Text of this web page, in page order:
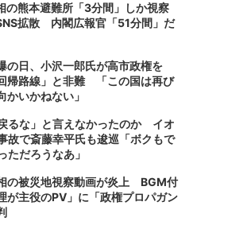
の熊本避難所「3分間」しか視察
拡散 内閣広報官「51分間」だ
の日、小沢一郎氏が高市政権を
帰路線」と非難 「この国は再び
かいかねない」
るな」と言えなかったのか イオ
故で斎藤幸平氏も逡巡「ボクもで
ただろうなあ」
の被災地視察動画が炎上 BGM付
が主役のPV」に「政権プロパガン